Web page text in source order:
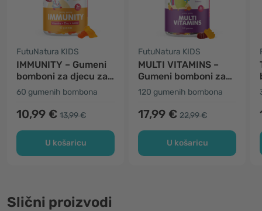
FutuNatura KIDS
IMMUNITY – Gumeni
bomboni za djecu za
imunološki sustav
60 gumenih bombona
10,99 € 13,99 €
U košaricu
FutuNatura KIDS
MULTI VITAMINS –
Gumeni bomboni za
djecu s
multivitaminima
120 gumenih bombona
17,99 € 22,99 €
U košaricu
Slični proizvodi